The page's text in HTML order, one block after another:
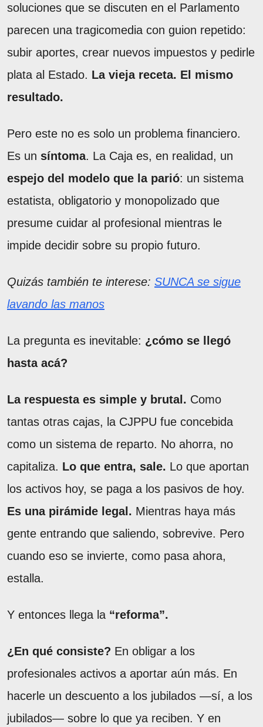
soluciones que se discuten en el Parlamento
parecen una tragicomedia con guion repetido:
subir aportes, crear nuevos impuestos y pedirle
plata al Estado. La vieja receta. El mismo
resultado.
Pero este no es solo un problema financiero.
Es un síntoma. La Caja es, en realidad, un
espejo del modelo que la parió: un sistema
estatista, obligatorio y monopolizado que
presume cuidar al profesional mientras le
impide decidir sobre su propio futuro.
Quizás también te interese: SUNCA se sigue
lavando las manos
La pregunta es inevitable: ¿cómo se llegó
hasta acá?
La respuesta es simple y brutal. Como
tantas otras cajas, la CJPPU fue concebida
como un sistema de reparto. No ahorra, no
capitaliza. Lo que entra, sale. Lo que aportan
los activos hoy, se paga a los pasivos de hoy.
Es una pirámide legal. Mientras haya más
gente entrando que saliendo, sobrevive. Pero
cuando eso se invierte, como pasa ahora,
estalla.
Y entonces llega la “reforma”.
¿En qué consiste? En obligar a los
profesionales activos a aportar aún más. En
hacerle un descuento a los jubilados —sí, a los
jubilados— sobre lo que ya reciben. Y en